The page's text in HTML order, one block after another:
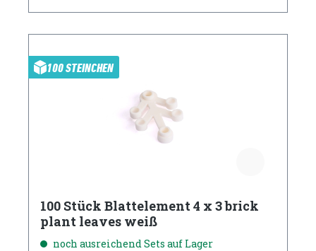
100 STEINCHEN
100 Stück Blattelement 4 x 3 brick
plant leaves weiß
noch ausreichend Sets auf Lager